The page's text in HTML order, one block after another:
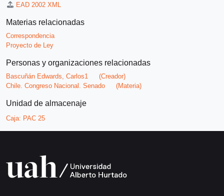
EAD 2002 XML
Materias relacionadas
Correspondencia
Proyecto de Ley
Personas y organizaciones relacionadas
Bascuñán Edwards, Carlos1
(Creador)
Chile. Congreso Nacional. Senado
(Materia)
Unidad de almacenaje
Caja: PAC 25